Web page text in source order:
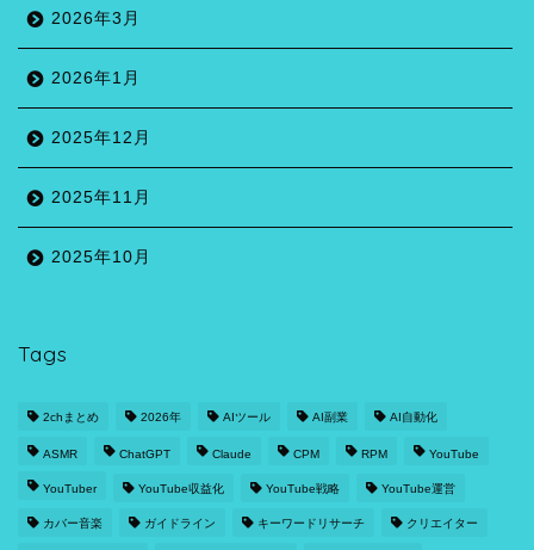
2026年3月
2026年1月
2025年12月
2025年11月
2025年10月
Tags
2chまとめ 2026年 AIツール AI副業 AI自動化
ASMR ChatGPT Claude CPM RPM YouTube
YouTuber YouTube収益化 YouTube戦略 YouTube運営
カバー音楽 ガイドライン キーワードリサーチ クリエイター